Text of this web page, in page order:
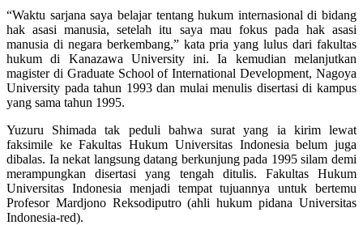
“Waktu sarjana saya belajar tentang hukum internasional di bidang
hak asasi manusia, setelah itu saya mau fokus pada hak asasi
manusia di negara berkembang,” kata pria yang lulus dari fakultas
hukum di Kanazawa University ini. Ia kemudian melanjutkan
magister di Graduate School of International Development, Nagoya
University pada tahun 1993 dan mulai menulis disertasi di kampus
yang sama tahun 1995.
Yuzuru Shimada tak peduli bahwa surat yang ia kirim lewat
faksimile ke Fakultas Hukum Universitas Indonesia belum juga
dibalas. Ia nekat langsung datang berkunjung pada 1995 silam demi
merampungkan disertasi yang tengah ditulis. Fakultas Hukum
Universitas Indonesia menjadi tempat tujuannya untuk bertemu
Profesor Mardjono Reksodiputro (ahli hukum pidana Universitas
Indonesia-red).